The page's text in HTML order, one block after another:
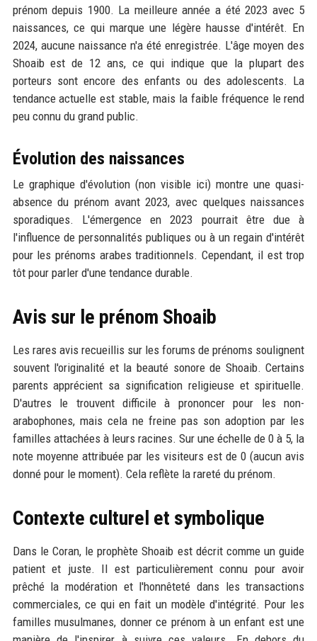
prénom depuis 1900. La meilleure année a été 2023 avec 5
naissances, ce qui marque une légère hausse d'intérêt. En
2024, aucune naissance n'a été enregistrée. L'âge moyen des
Shoaib est de 12 ans, ce qui indique que la plupart des
porteurs sont encore des enfants ou des adolescents. La
tendance actuelle est stable, mais la faible fréquence le rend
peu connu du grand public.
Évolution des naissances
Le graphique d'évolution (non visible ici) montre une quasi-
absence du prénom avant 2023, avec quelques naissances
sporadiques. L'émergence en 2023 pourrait être due à
l'influence de personnalités publiques ou à un regain d'intérêt
pour les prénoms arabes traditionnels. Cependant, il est trop
tôt pour parler d'une tendance durable.
Avis sur le prénom Shoaib
Les rares avis recueillis sur les forums de prénoms soulignent
souvent l'originalité et la beauté sonore de Shoaib. Certains
parents apprécient sa signification religieuse et spirituelle.
D'autres le trouvent difficile à prononcer pour les non-
arabophones, mais cela ne freine pas son adoption par les
familles attachées à leurs racines. Sur une échelle de 0 à 5, la
note moyenne attribuée par les visiteurs est de 0 (aucun avis
donné pour le moment). Cela reflète la rareté du prénom.
Contexte culturel et symbolique
Dans le Coran, le prophète Shoaib est décrit comme un guide
patient et juste. Il est particulièrement connu pour avoir
prêché la modération et l'honnêteté dans les transactions
commerciales, ce qui en fait un modèle d'intégrité. Pour les
familles musulmanes, donner ce prénom à un enfant est une